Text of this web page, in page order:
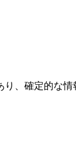
、確定的な情